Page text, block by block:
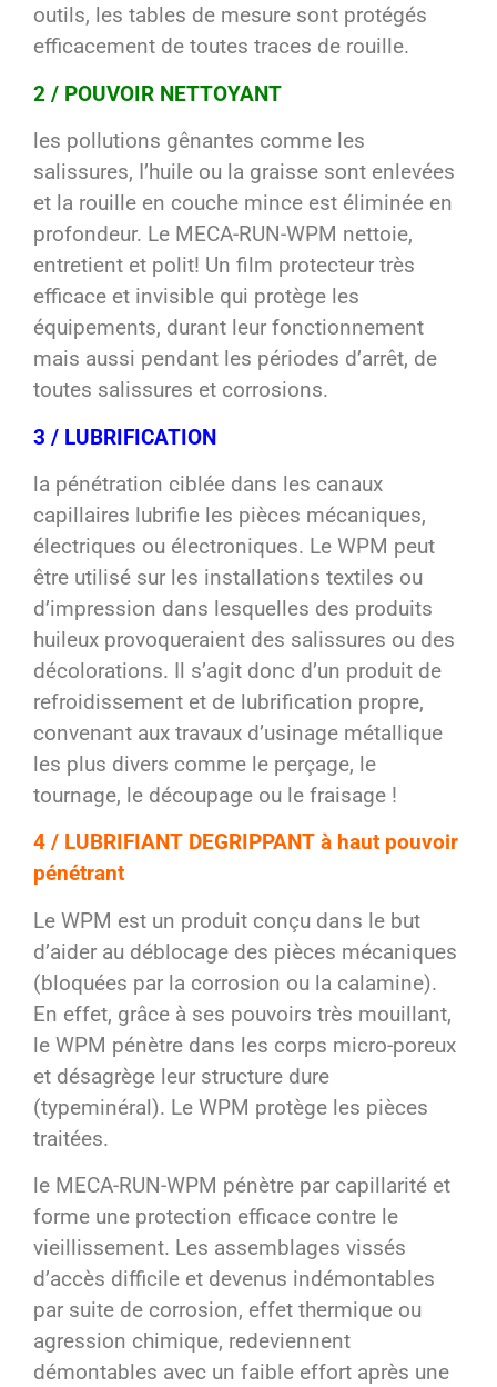
outils, les tables de mesure sont protégés
efficacement de toutes traces de rouille.
2 / POUVOIR NETTOYANT
les pollutions gênantes comme les
salissures, I’huile ou la graisse sont enlevées
et la rouille en couche mince est éliminée en
profondeur. Le MECA-RUN-WPM nettoie,
entretient et polit! Un film protecteur très
efficace et invisible qui protège les
équipements, durant leur fonctionnement
mais aussi pendant les périodes d’arrêt, de
toutes salissures et corrosions.
3 / LUBRIFICATION
la pénétration ciblée dans les canaux
capillaires lubrifie les pièces mécaniques,
électriques ou électroniques. Le WPM peut
être utilisé sur les installations textiles ou
d’impression dans lesquelles des produits
huileux provoqueraient des salissures ou des
décolorations. Il s’agit donc d’un produit de
refroidissement et de lubrification propre,
convenant aux travaux d’usinage métallique
les plus divers comme le perçage, le
tournage, le découpage ou le fraisage !
4 / LUBRIFIANT DEGRIPPANT à haut pouvoir
pénétrant
Le WPM est un produit conçu dans le but
d’aider au déblocage des pièces mécaniques
(bloquées par la corrosion ou la calamine).
En effet, grâce à ses pouvoirs très mouillant,
le WPM pénètre dans les corps micro-poreux
et désagrège leur structure dure
(typeminéral). Le WPM protège les pièces
traitées.
le MECA-RUN-WPM pénètre par capillarité et
forme une protection efficace contre le
vieillissement. Les assemblages vissés
d’accès difficile et devenus indémontables
par suite de corrosion, effet thermique ou
agression chimique, redeviennent
démontables avec un faible effort après une